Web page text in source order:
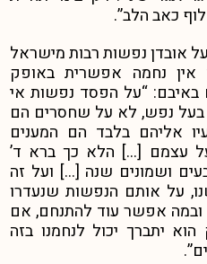
כאב הלב”.
אובדן נפשות רבות מישראל
אין נחמה אפשרית באופק
באיבם: “על הפסד נפשות אי
נפש, לא על שחסרים הם
אליהם בלבד הם המענים
עצמם […] הלא כך ברא ד’
ושמונים שנה […] ועל זה
על אותם הנפשות שנעדרו
ובמה אפשר עוד להתנחם, אם
יתברך יכול לנחמנו בזה